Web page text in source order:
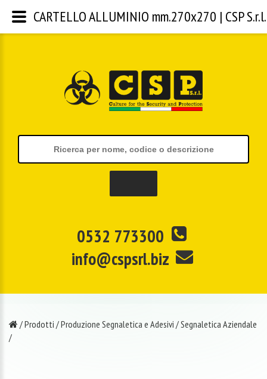
0532 773300
info@cspsrl.biz
/Prodotti /Produzione Segnaletica e Adesivi /Segnaletica Aziendale
/
CARTELLO ALLUMINIO mm.270x270 | CSP S.r.l.